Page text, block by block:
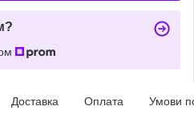
Доставка Оплата Умови